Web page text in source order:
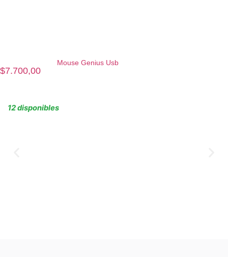
Mouse Genius Usb
$7.700,00
12 disponibles